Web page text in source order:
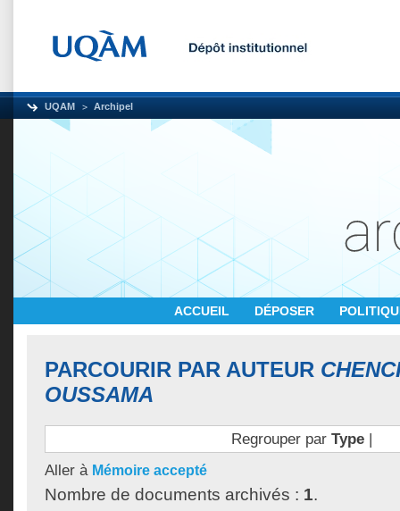
UQAM Archipel
ACCUEIL DÉPOSER
PARCOURIR PAR AUTEUR
OUSSAMA
Regrouper par Type|
Aller à Mémoire accepté
Nombre de documents archivés : 1.